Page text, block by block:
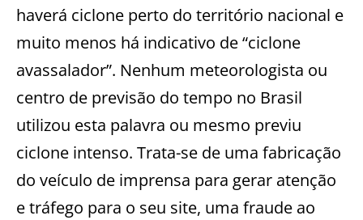
haverá ciclone perto do território nacional e
muito menos há indicativo de “ciclone
avassalador”. Nenhum meteorologista ou
centro de previsão do tempo no Brasil
utilizou esta palavra ou mesmo previu
ciclone intenso. Trata-se de uma fabricação
do veículo de imprensa para gerar atenção
e tráfego para o seu site, uma fraude ao